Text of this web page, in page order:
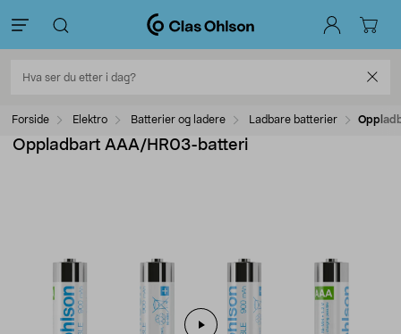
Forside Elektro Batterier og ladere Ladbare batterier
Oppladbart AAA/HR03-batteri